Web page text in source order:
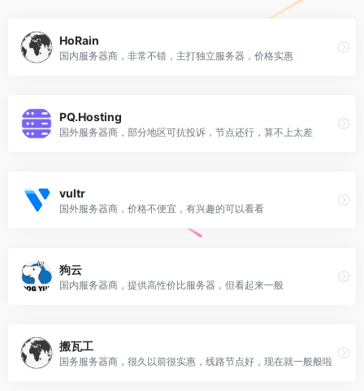
HoRain
国内服务器商，非常不错，主打独立服务器，价格实惠
PQ.Hosting
国外服务器商，部分地区可抗投诉，节点还行，算不上太差
vultr
国外服务器商，价格不便宜，有兴趣的可以看看
狗云
国内服务器商，提供高性价比服务器，但看起来一般
搬瓦工
国务服务器商，很久以前很实惠，线路节点好，现在就一般般啦